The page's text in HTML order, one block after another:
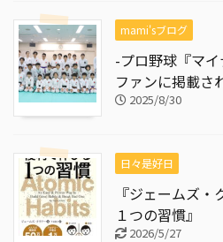
mami'sブログ
-プロ野球『マ
ファンに掲載さ
2025/8/30
日々是好日
『ジェームズ
１つの習慣』
2026/5/27